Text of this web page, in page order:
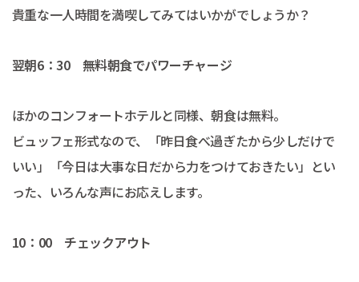
貴重な一人時間を満喫してみてはいかがでしょうか？
翌朝6：30 無料朝食でパワーチャージ
ほかのコンフォートホテルと同様、朝食は無料。
ビュッフェ形式なので、「昨日食べ過ぎたから少しだけで
いい」「今日は大事な日だから力をつけておきたい」とい
った、いろんな声にお応えします。
10：00 チェックアウト